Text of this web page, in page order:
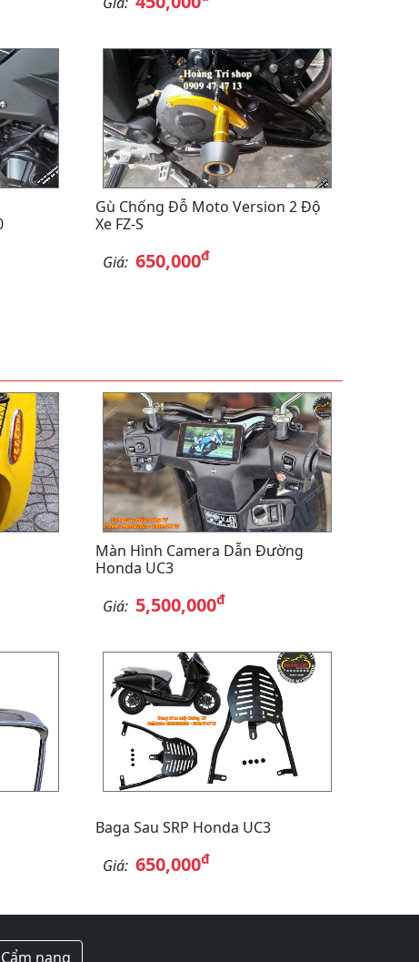
Gù Chống Đỗ Moto Version 2 Độ
Xe FZ-S
Giá: 650,000đ
Màn Hình Camera Dẫn Đường
Honda UC3
Giá: 5,500,000đ
Baga Sau SRP Honda UC3
Giá: 650,000đ
Cẩm nang